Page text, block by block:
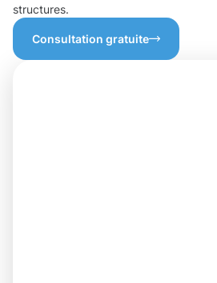
structures.
Consultation gratuite